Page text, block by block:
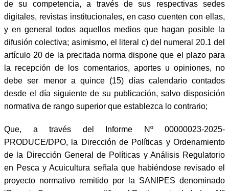
de su competencia, a través de sus respectivas sedes
digitales, revistas institucionales, en caso cuenten con ellas,
y en general todos aquellos medios que hagan posible la
difusión colectiva; asimismo, el literal c) del numeral 20.1 del
artículo 20 de la precitada norma dispone que el plazo para
la recepción de los comentarios, aportes u opiniones, no
debe ser menor a quince (15) días calendario contados
desde el día siguiente de su publicación, salvo disposición
normativa de rango superior que establezca lo contrario;
Que, a través del Informe Nº 00000023-2025-
PRODUCE/DPO, la Dirección de Políticas y Ordenamiento
de la Dirección General de Políticas y Análisis Regulatorio
en Pesca y Acuicultura señala que habiéndose revisado el
proyecto normativo remitido por la SANIPES denominado